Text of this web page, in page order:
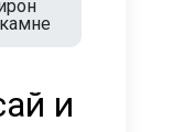
и